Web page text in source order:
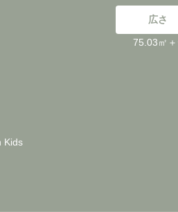
広さ
75.03㎡
Kids